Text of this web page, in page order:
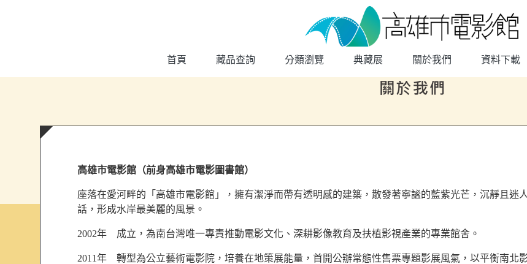
高雄市電影館
首頁 藏品查詢 分類瀏覽 典藏展 關於我們 資料下載
:::
高雄市電影館（前身高雄市電影圖書館）
座落在愛河畔的「高雄市電影館」，擁有潔淨而帶有透明感的建築，散發著寧謐的藍紫光芒，沉靜且迷
話，形成水岸最美麗的風景。
2002年 成立，為南台灣唯一專責推動電影文化、深耕影像教育及扶植影視產業的專業館舍。
2011年 轉型為公立藝術電影院，培養在地策展能量，首開公辦常態性售票專題影展風氣，以平衡南北